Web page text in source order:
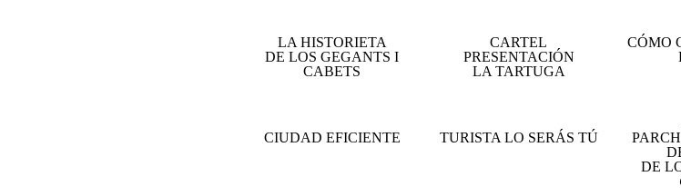
LA HISTORIETA
DE LOS GEGANTS I
CABETS
CARTEL
PRESENTACIÓN
LA TARTUGA
CÓMO
CIUDAD EFICIENTE TURISTA LO SERÁS TÚ
DE